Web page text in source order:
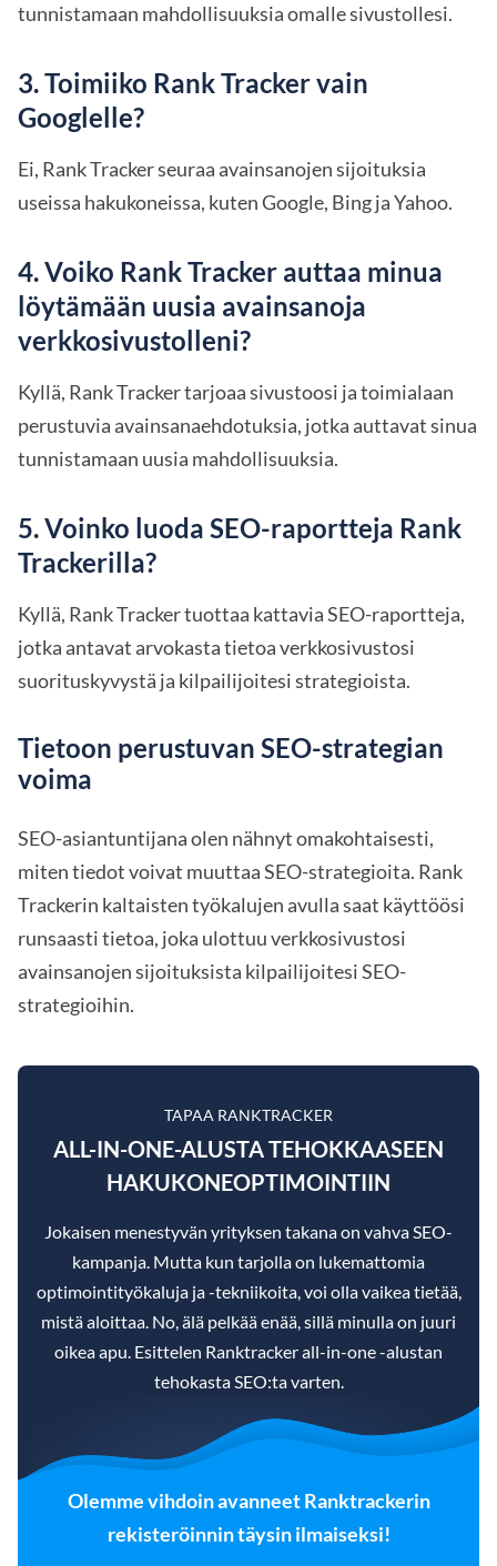
tunnistamaan mahdollisuuksia omalle sivustollesi.
3. Toimiiko Rank Tracker vain
Googlelle?
Ei, Rank Tracker seuraa avainsanojen sijoituksia
useissa hakukoneissa, kuten Google, Bing ja Yahoo.
4. Voiko Rank Tracker auttaa minua
löytämään uusia avainsanoja
verkkosivustolleni?
Kyllä, Rank Tracker tarjoaa sivustoosi ja toimialaan
perustuvia avainsanaehdotuksia, jotka auttavat sinua
tunnistamaan uusia mahdollisuuksia.
5. Voinko luoda SEO-raportteja Rank
Trackerilla?
Kyllä, Rank Tracker tuottaa kattavia SEO-raportteja,
jotka antavat arvokasta tietoa verkkosivustosi
suorituskyvystä ja kilpailijoitesi strategioista.
Tietoon perustuvan SEO-strategian
voima
SEO-asiantuntijana olen nähnyt omakohtaisesti,
miten tiedot voivat muuttaa SEO-strategioita. Rank
Trackerin kaltaisten työkalujen avulla saat käyttöösi
runsaasti tietoa, joka ulottuu verkkosivustosi
avainsanojen sijoituksista kilpailijoitesi SEO-
strategioihin.
TAPAA RANKTRACKER
ALL-IN-ONE-ALUSTA TEHOKKAASEEN
HAKUKONEOPTIMOINTIIN
Jokaisen menestyvän yrityksen takana on vahva SEO-
kampanja. Mutta kun tarjolla on lukemattomia
optimointityökaluja ja -tekniikoita, voi olla vaikea tietää,
mistä aloittaa. No, älä pelkää enää, sillä minulla on juuri
oikea apu. Esittelen Ranktracker all-in-one -alustan
tehokasta SEO:ta varten.
Olemme vihdoin avanneet Ranktrackerin
rekisteröinnin täysin ilmaiseksi!